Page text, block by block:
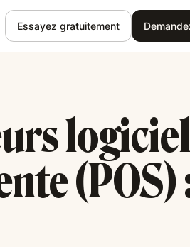
Essayez gratuitement
(POS)